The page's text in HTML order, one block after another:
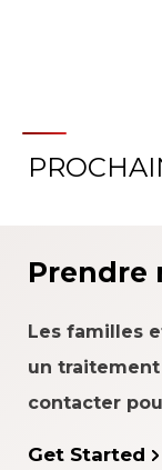
À
Prendre
Les familles
un
contacter
Get Started